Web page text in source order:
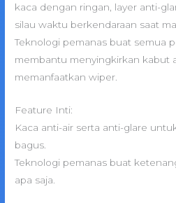
kaca dengan ringan, layer anti-
silau waktu berkendaraan saat
Teknologi pemanas buat semua
membantu menyingkirkan kabut
memanfaatkan wiper.
Feature Inti:
Kaca anti-air serta anti-glare
bagus.
Teknologi pemanas buat
apa saja.